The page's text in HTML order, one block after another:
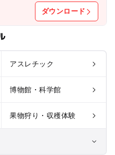
ダウンロード
アスレチック
博物館・科学館
果物狩り・収穫体験